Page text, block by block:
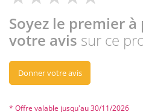
Soyez le premier
votre avis sur ce
Donner votre avis
* Offre valable jusqu'au 30/11/2026